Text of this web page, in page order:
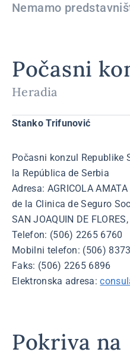
Nemamo
Počasni
Heradia
Stanko Trifunović
Počasni konzul Republike
la República de Serbia
Adresa: AGRICOLA
de la Clinica de Seguro
SAN JOAQUIN DE
Telefon: (506) 2265 6760
Mobilni telefon: (506)
Faks: (506) 2265 6896
Elektronska adresa:
Pokriva na